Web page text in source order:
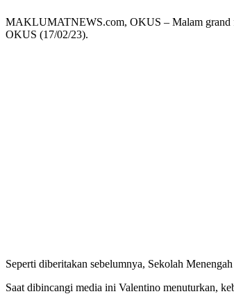
MAKLUMATNEWS.com, OKUS – Malam grand
OKUS (17/02/23).
Seperti diberitakan sebelumnya, Sekolah
Saat dibincangi media ini Valentino menuturkan,